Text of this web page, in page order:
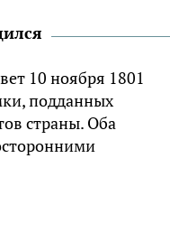
10 ноября 1801
подданных
страны. Оба